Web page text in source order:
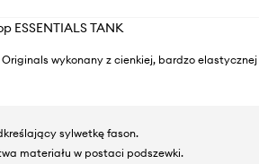
ESSENTIALS TANK
wykonany z cienkiej, bardzo elastycznej
sylwetkę fason.
materiału w postaci podszewki.